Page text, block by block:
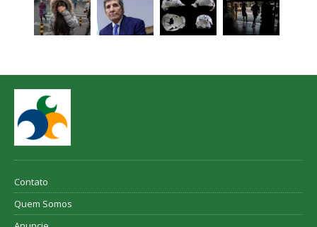
Contato
Quem Somos